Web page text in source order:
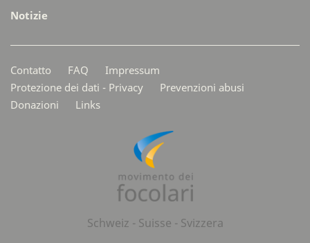
Notizie
Contatto FAQ
Impressum
Protezione dei dati - Privacy
Prevenzioni abusi
Donazioni
Links
Schweiz - Suisse - Svizzera